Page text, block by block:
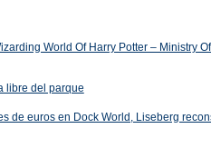
World Of Harry Potter – Ministry
libre del parque
de euros en Dock World, Liseberg